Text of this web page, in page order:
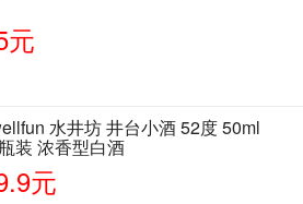
元
水井坊 井台小酒 52度 50ml
装 浓香型白酒
元